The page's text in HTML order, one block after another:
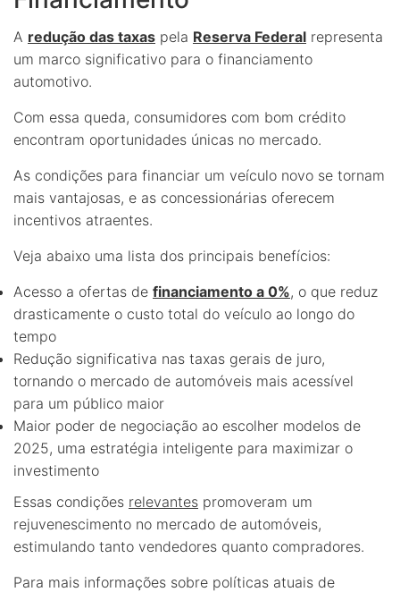
A redução das taxas pela Reserva Federal representa
um marco significativo para o financiamento
automotivo.
Com essa queda, consumidores com bom crédito
encontram oportunidades únicas no mercado.
As condições para financiar um veículo novo se tornam
mais vantajosas, e as concessionárias oferecem
incentivos atraentes.
Veja abaixo uma lista dos principais benefícios:
Acesso a ofertas de financiamento a 0%, o que reduz
drasticamente o custo total do veículo ao longo do
tempo
Redução significativa nas taxas gerais de juro,
tornando o mercado de automóveis mais acessível
para um público maior
Maior poder de negociação ao escolher modelos de
2025, uma estratégia inteligente para maximizar o
investimento
Essas condições relevantes promoveram um
rejuvenescimento no mercado de automóveis,
estimulando tanto vendedores quanto compradores.
Para mais informações sobre políticas atuais de